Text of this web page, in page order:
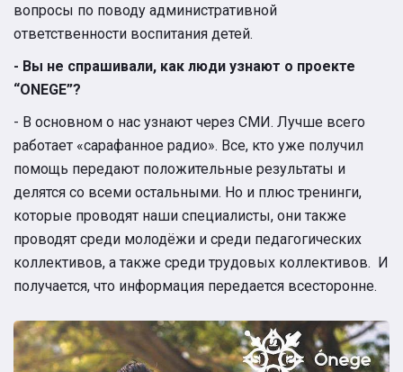
вопросы по поводу административной
ответственности воспитания детей.
- Вы не спрашивали, как люди узнают о проекте
“ONEGE”?
- В основном о нас узнают через СМИ. Лучше всего
работает «сарафанное радио». Все, кто уже получил
помощь передают положительные результаты и
делятся со всеми остальными. Но и плюс тренинги,
которые проводят наши специалисты, они также
проводят среди молодёжи и среди педагогических
коллективов, а также среди трудовых коллективов. И
получается, что информация передается всесторонне.